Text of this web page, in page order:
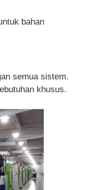
bahan
semua sistem.
khusus.